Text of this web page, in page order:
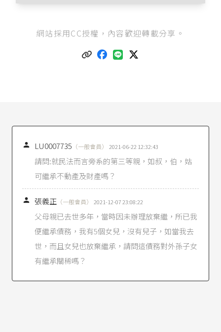
債編、物權編、親屬編、繼承編。
民法第1115條第1項第1款：「負扶養義務者有數
人時，應依左列順序定其履行義務之人：一、直
林秀雄（2013），《親屬法講義》，第3版，頁3
民法第967條
第1項：「稱直系血親者，謂己身所
從出或從己身所出之血親。」
民法第967條第2項：「稱旁系血親者，謂非直系
血親，而與己身出於同源之血親。」
民法第968條前段：「血親親等之計算，直系血
親，從己身上下數，以一世為一親等。」
民法第969條：「稱姻親者，謂血親之配偶、配偶
之血親及配偶之血親之配偶。」
民法第971條 ：「姻親關係，因離婚而消滅；結婚
網站採用CC授權，內容歡迎轉載分享。
 LU0007735 （一般會員） 2021-06-22 12:32:43
請問:就民法而言旁系的第三等親，如叔，伯，姑
可繼承不動產及財產嗎？
 張義正 （一般會員） 2021-12-07 23:08:22
父母親已去世多年，當時因未辦理放棄繼，所已我
便繼承債務，我有5個女兒，沒有兒子，如當我去
世，而且女兒也放棄繼承，請問這債務對外孫子女
有繼承關稀嗎？